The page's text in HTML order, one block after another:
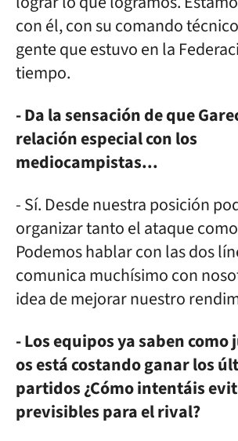
con él, con su comando
gente que estuvo en la
tiempo.
- Da la sensación de que
relación especial con los
mediocampistas...
- Sí. Desde nuestra posición
organizar tanto el ataque
Podemos hablar con las dos
comunica muchísimo con
idea de mejorar nuestro
- Los equipos ya saben como
os está costando ganar los
partidos ¿Cómo intentáis
previsibles para el rival?